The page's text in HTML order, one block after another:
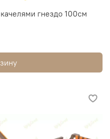
гнездо 100см